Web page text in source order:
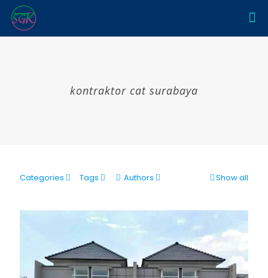
kontraktor cat surabaya
Categories Tags Authors Show all